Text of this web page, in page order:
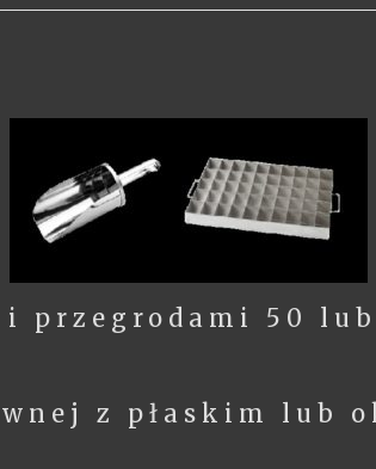
i przegrodami 50
z płaskim lub